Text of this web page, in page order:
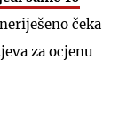
čeka
za ocjenu